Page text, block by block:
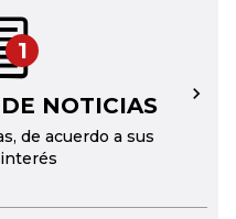
1
NOTICIAS
de acuerdo a sus
→